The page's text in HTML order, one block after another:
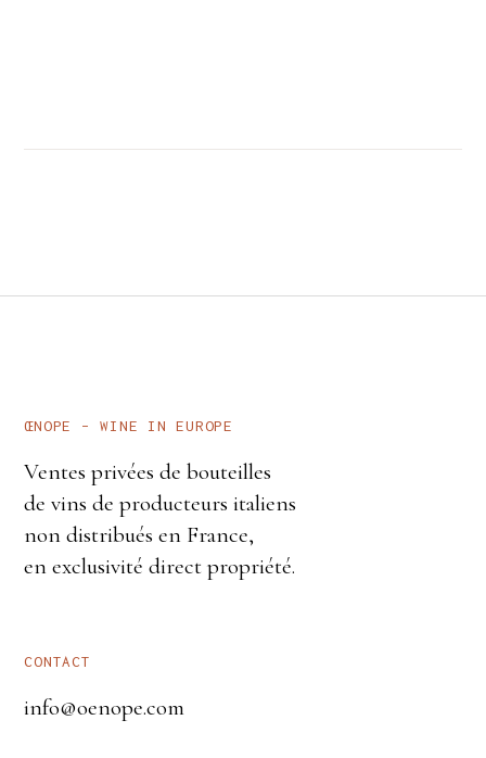
ŒNOPE – WINE IN EUROPE
Ventes privées de bouteilles
de vins de producteurs italiens
non distribués en France,
en exclusivité direct propriété.
CONTACT
info@oenope.com